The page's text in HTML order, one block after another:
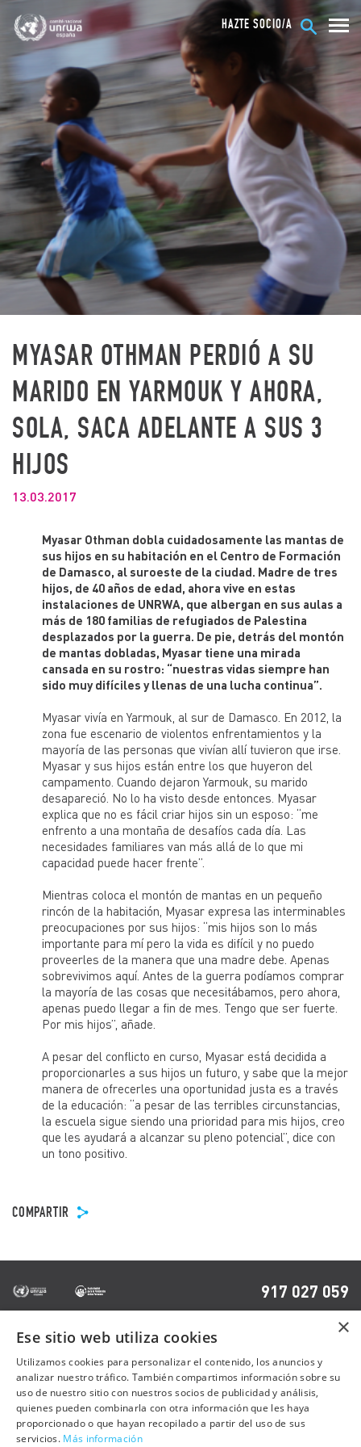
HAZTE SOCIO/A
MYASAR OTHMAN PERDIÓ A SU
MARIDO EN YARMOUK Y AHORA,
SOLA, SACA ADELANTE A SUS 3
HIJOS
13.03.2017
Myasar Othman dobla cuidadosamente las mantas de
sus hijos en su habitación en el Centro de Formación
de Damasco, al suroeste de la ciudad. Madre de tres
hijos, de 40 años de edad, ahora vive en estas
instalaciones de UNRWA, que albergan en sus aulas a
más de 180 familias de refugiados de Palestina
desplazados por la guerra. De pie, detrás del montón
de mantas dobladas, Myasar tiene una mirada
cansada en su rostro: “nuestras vidas siempre han
sido muy difíciles y llenas de una lucha continua”.
Myasar vivía en Yarmouk, al sur de Damasco. En 2012, la
zona fue escenario de violentos enfrentamientos y la
mayoría de las personas que vivían allí tuvieron que irse.
Myasar y sus hijos están entre los que huyeron del
campamento. Cuando dejaron Yarmouk, su marido
desapareció. No lo ha visto desde entonces. Myasar
explica que no es fácil criar hijos sin un esposo: “me
enfrento a una montaña de desafíos cada día. Las
necesidades familiares van más allá de lo que mi
capacidad puede hacer frente”.
Mientras coloca el montón de mantas en un pequeño
rincón de la habitación, Myasar expresa las interminables
preocupaciones por sus hijos: “mis hijos son lo más
importante para mí pero la vida es difícil y no puedo
proveerles de la manera que una madre debe. Apenas
sobrevivimos aquí. Antes de la guerra podíamos comprar
la mayoría de las cosas que necesitábamos, pero ahora,
apenas puedo llegar a fin de mes. Tengo que ser fuerte.
Por mis hijos”, añade.
A pesar del conflicto en curso, Myasar está decidida a
proporcionarles a sus hijos un futuro, y sabe que la mejor
manera de ofrecerles una oportunidad justa es a través
de la educación: “a pesar de las terribles circunstancias,
la escuela sigue siendo una prioridad para mis hijos, creo
que les ayudará a alcanzar su pleno potencial”, dice con
un tono positivo.
COMPARTIR
917 027 059
OTRAS PÁGINAS
Contacto
Preguntas frecuentes
×
Ese sitio web utiliza cookies
Utilizamos cookies para personalizar el contenido, los anuncios y
analizar nuestro tráfico. También compartimos información sobre su
uso de nuestro sitio con nuestros socios de publicidad y análisis,
quienes pueden combinarla con otra información que les haya
proporcionado o que hayan recopilado a partir del uso de sus
servicios. Más información